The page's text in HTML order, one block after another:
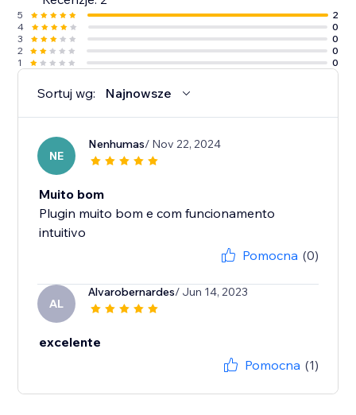
5
2
4
0
3
0
2
0
1
0
Sortuj wg: Najnowsze
NE
Nenhumas/ Nov 22, 2024
Muito bom
Plugin muito bom e com funcionamento
intuitivo
Pomocna (0)
AL
Alvarobernardes/ Jun 14, 2023
excelente
Pomocna (1)